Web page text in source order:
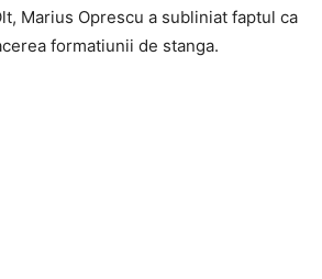
Marius Oprescu a subliniat faptul ca
formatiunii de stanga.